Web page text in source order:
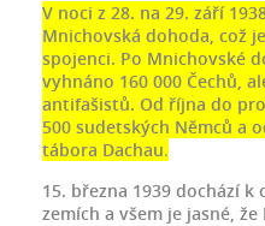
V noci z 28. na 29. září
Mnichovská dohoda, což
spojenci. Po Mnichovské
vyhnáno 160 000 Čechů,
antifašistů. Od října do
500 sudetských Němců a
tábora Dachau.
15. března 1939 dochází
zemích a všem je jasné,